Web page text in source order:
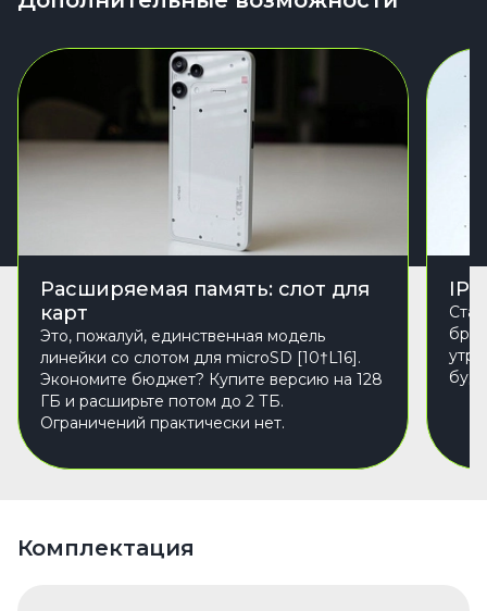
Расширяемая память: слот для
карт
Это, пожалуй, единственная модель
линейки со слотом для microSD [10†L16].
Экономите бюджет? Купите версию на 128
ГБ и расширьте потом до 2 ТБ.
Ограничений практически нет.
Комплектация